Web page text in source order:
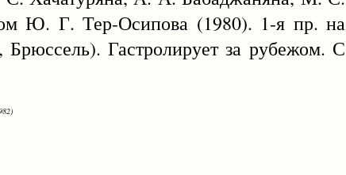
Ю. Г. Тер-Осипова (1980). 1-я пр. на
Гастролирует за рубежом. С